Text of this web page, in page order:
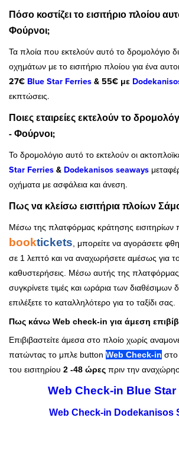
Πόσο κοστίζει το εισιτήριο πλοίου
Φούρνοι;
Τα πλοία που εκτελούν αυτό το δρομολόγιο
οχημάτων με το εισιτήριο πλοίου για ένα
27€ Blue Star Ferries & 55€ με
εκπτώσεις.
Ποιες εταιρείες εκτελούν το
- Φούρνοι;
Το δρομολόγιο αυτό το εκτελούν οι
Star Ferries & Dodekanisos seaways
οχήματα με ασφάλεια και άνεση.
Πως να κλείσω εισιτήρια πλοίων
Μέσω της πλατφόρμας κράτησης εισιτηρίων
booktickets , μπορείτε να αγοράσετε
σε 1 λεπτό και να αναχωρήσετε αμέσως για το
καθυστερήσεις. Μέσω αυτής της
συγκρίνετε τιμές και ωράρια των διαθέσιμων
επιλέξετε το καταλληλότερο για το ταξίδι σας.
Πως κάνω Web check-in για άμεση
Επιβιβαστείτε άμεσα στο πλοίο χωρίς
πατώντας το μπλε button Web Check-in στο
του εισιτηρίου 2 -48 ώρες πριν την
Web Check-in Blue Star
Web Check-in Dodekanisos